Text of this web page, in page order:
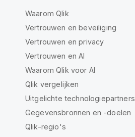
Waarom Qlik
Vertrouwen en beveiliging
Vertrouwen en privacy
Vertrouwen en AI
Waarom Qlik voor AI
Qlik vergelijken
Uitgelichte technologiepartners
Gegevensbronnen en -doelen
Qlik-regio's